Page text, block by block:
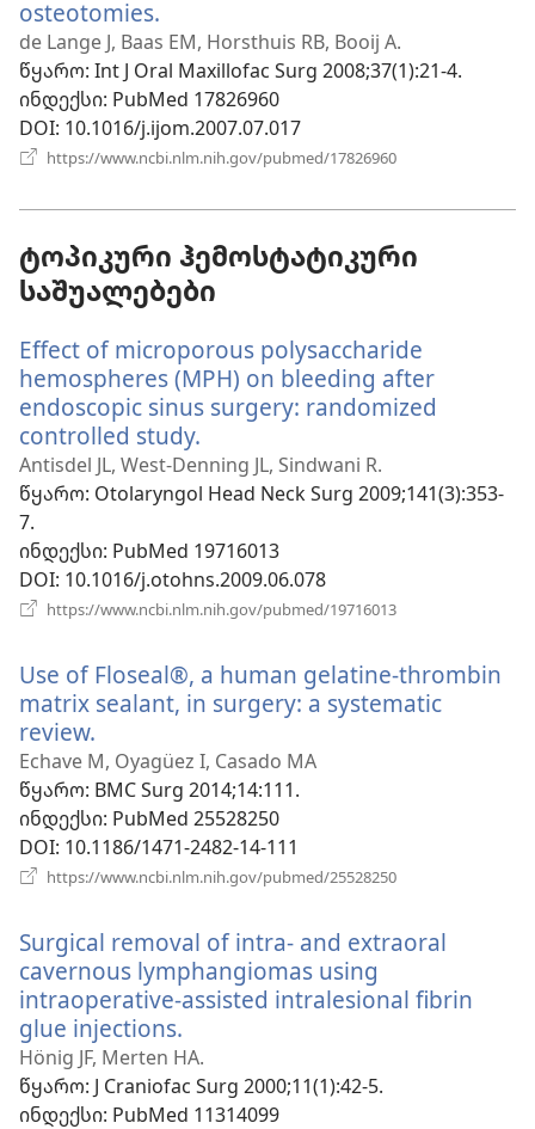
osteotomies.
ახალი
ფანჯარა)
de Lange J, Baas EM, Horsthuis RB, Booij A.
წყარო‎: Int J Oral Maxillofac Surg 2008;37(1):21-4.
ინდექსი‎: PubMed 17826960
DOI‎: 10.1016/j.ijom.2007.07.017
https://www.ncbi.nlm.nih.gov/pubmed/17826960
ტოპიკური ჰემოსტატიკური
საშუალებები
Effect of microporous polysaccharide
hemospheres (MPH) on bleeding after
endoscopic sinus surgery: randomized
controlled study.
ახალი
ფანჯარა)
Antisdel JL, West-Denning JL, Sindwani R.
წყარო‎: Otolaryngol Head Neck Surg 2009;141(3):353-
7.
ინდექსი‎: PubMed 19716013
DOI‎: 10.1016/j.otohns.2009.06.078
https://www.ncbi.nlm.nih.gov/pubmed/19716013
Use of Floseal®, a human gelatine-thrombin
matrix sealant, in surgery: a systematic
review.
ახალი
ფანჯარა)
Echave M, Oyagüez I, Casado MA
წყარო‎: BMC Surg 2014;14:111.
ინდექსი‎: PubMed 25528250
DOI‎: 10.1186/1471-2482-14-111
https://www.ncbi.nlm.nih.gov/pubmed/25528250
Surgical removal of intra- and extraoral
cavernous lymphangiomas using
intraoperative-assisted intralesional fibrin
glue injections.
ახალი
ფანჯარა)
Hönig JF, Merten HA.
წყარო‎: J Craniofac Surg 2000;11(1):42-5.
ინდექსი‎: PubMed 11314099